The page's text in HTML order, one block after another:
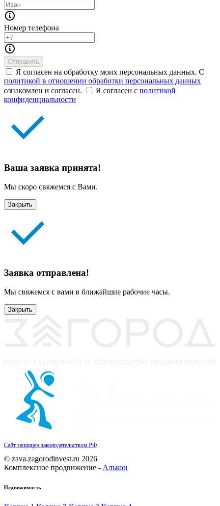
Номер телефона
Отправить
Я согласен на обработку моих персональных данных. С
политикой в отношении обработки персональных данных
ознакомлен и согласен.
Я согласен с политикой
конфиденциальности
Ваша заявка принята!
Мы скоро свяжемся с Вами.
Закрыть
Заявка отправлена!
Мы свяжемся с вами в ближайшие рабочие часы.
Закрыть
Сайт защищен законодательством РФ
© zava.zagorodinvest.ru 2026
Комплексное продвижение - Алькон
Недвижимость